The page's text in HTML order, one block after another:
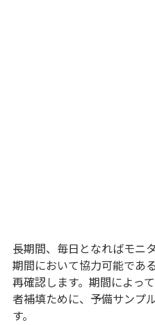
長期間、毎日となればモニ
期間において協力可能であ
再確認します。期間によっ
者補填ために、予備サンプ
す。